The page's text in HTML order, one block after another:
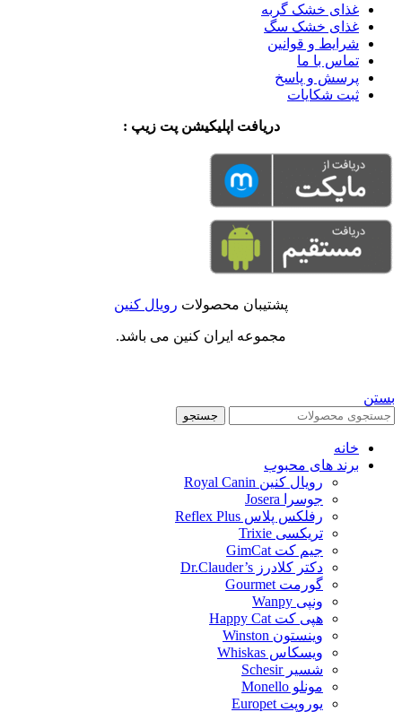
غذای خشک گربه
غذای خشک سگ
شرایط و قوانین
تماس با ما
پرسش و پاسخ
ثبت شکایات
دریافت اپلیکیشن پت زیپ :
پشتیبان محصولات رویال کنین
مجموعه ایران کنین می باشد.
بستن
جستجو
خانه
برند های محبوب
رویال کنین Royal Canin
جوسرا Josera
رفلکس پلاس Reflex Plus
تریکسی Trixie
جیم کت GimCat
دکتر کلادرز Dr.Clauder’s
گورمت Gourmet
ونپی Wanpy
هپی کت Happy Cat
وینستون Winston
ویسکاس Whiskas
شسیر Schesir
مونلو Monello
یوروپت Europet